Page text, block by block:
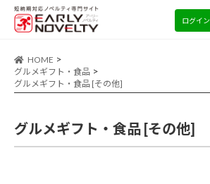
ログイン
HOME
グルメギフト・食品
グルメギフト・食品 [その他]
グルメギフト・食品 [その他]